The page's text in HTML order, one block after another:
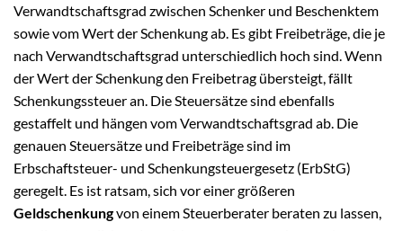
Verwandtschaftsgrad zwischen Schenker und Beschenktem
sowie vom Wert der Schenkung ab. Es gibt Freibeträge, die je
nach Verwandtschaftsgrad unterschiedlich hoch sind. Wenn
der Wert der Schenkung den Freibetrag übersteigt, fällt
Schenkungssteuer an. Die Steuersätze sind ebenfalls
gestaffelt und hängen vom Verwandtschaftsgrad ab. Die
genauen Steuersätze und Freibeträge sind im
Erbschaftsteuer- und Schenkungsteuergesetz (ErbStG)
geregelt. Es ist ratsam, sich vor einer größeren
Geldschenkungvon einem Steuerberater beraten zu lassen,